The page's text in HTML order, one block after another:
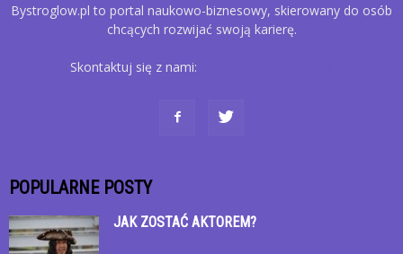
Bystroglow.pl to portal naukowo-biznesowy, skierowany do osób
chcących rozwijać swoją karierę.
Skontaktuj się z nami:
POPULARNE POSTY
JAK ZOSTAĆ AKTOREM?